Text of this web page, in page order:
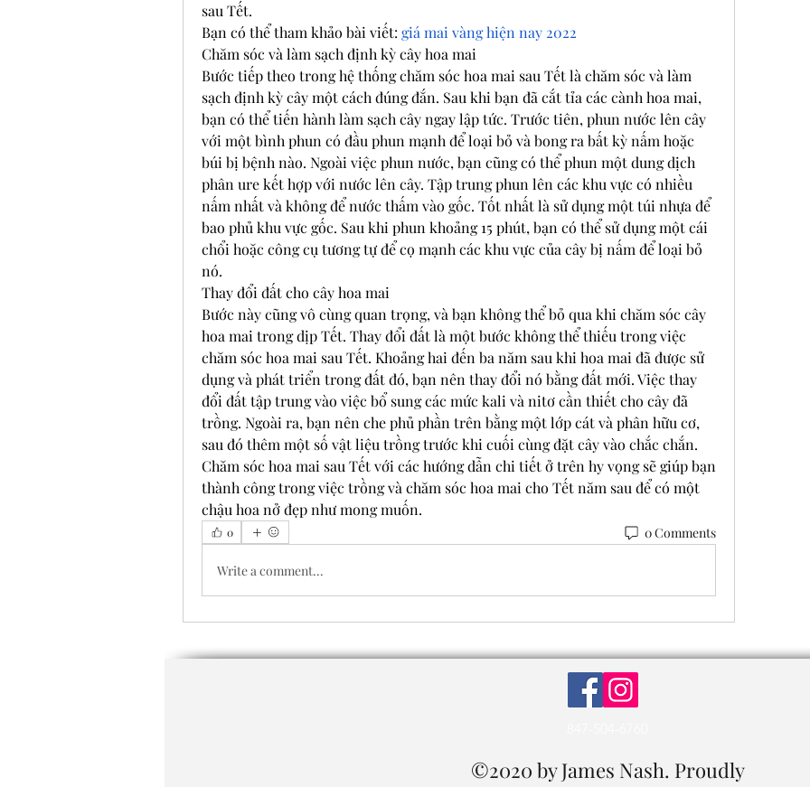
sau Tết.
Bạn có thể tham khảo bài viết: giá mai vàng hiện nay 2022
Chăm sóc và làm sạch định kỳ cây hoa mai
Bước tiếp theo trong hệ thống chăm sóc hoa mai sau Tết là chăm sóc và làm
sạch định kỳ cây một cách đúng đắn. Sau khi bạn đã cắt tỉa các cành hoa mai,
bạn có thể tiến hành làm sạch cây ngay lập tức. Trước tiên, phun nước lên cây
với một bình phun có đầu phun mạnh để loại bỏ và bong ra bất kỳ nấm hoặc
búi bị bệnh nào. Ngoài việc phun nước, bạn cũng có thể phun một dung dịch
phân ure kết hợp với nước lên cây. Tập trung phun lên các khu vực có nhiều
nấm nhất và không để nước thấm vào gốc. Tốt nhất là sử dụng một túi nhựa để
bao phủ khu vực gốc. Sau khi phun khoảng 15 phút, bạn có thể sử dụng một cái
chổi hoặc công cụ tương tự để cọ mạnh các khu vực của cây bị nấm để loại bỏ
nó.
Thay đổi đất cho cây hoa mai
Bước này cũng vô cùng quan trọng, và bạn không thể bỏ qua khi chăm sóc cây
hoa mai trong dịp Tết. Thay đổi đất là một bước không thể thiếu trong việc
chăm sóc hoa mai sau Tết. Khoảng hai đến ba năm sau khi hoa mai đã được sử
dụng và phát triển trong đất đó, bạn nên thay đổi nó bằng đất mới. Việc thay
đổi đất tập trung vào việc bổ sung các mức kali và nitơ cần thiết cho cây đã
trồng. Ngoài ra, bạn nên che phủ phần trên bằng một lớp cát và phân hữu cơ,
sau đó thêm một số vật liệu trồng trước khi cuối cùng đặt cây vào chắc chắn.
Chăm sóc hoa mai sau Tết với các hướng dẫn chi tiết ở trên hy vọng sẽ giúp bạn
thành công trong việc trồng và chăm sóc hoa mai cho Tết năm sau để có một
chậu hoa nở đẹp như mong muốn.
0 0 Comments
Write a comment...
©2020 by James Nash. Proudly